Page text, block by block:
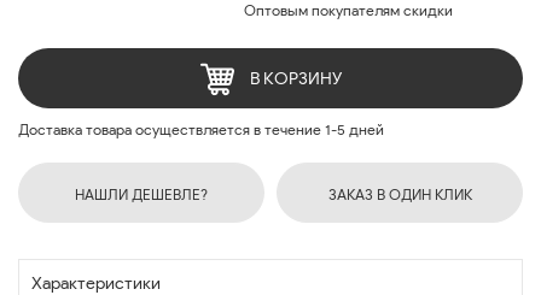
Оптовым покупателям скидки
В КОРЗИНУ
Доставка товара осуществляется в течение 1-5 дней
НАШЛИ ДЕШЕВЛЕ? ЗАКАЗ В ОДИН КЛИК
Характеристики